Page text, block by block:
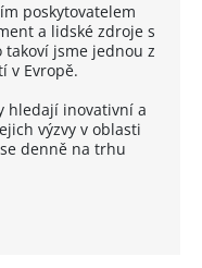
poskytovatelem
a lidské zdroje s
takoví jsme jednou z
v Evropě.
hledají inovativní a
výzvy v oblasti
denně na trhu